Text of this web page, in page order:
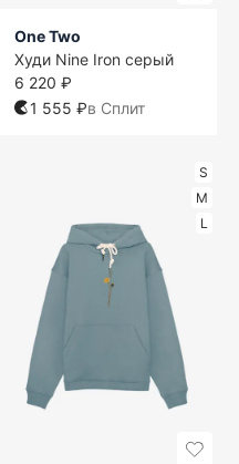
One Two
Худи Nine Iron серый
6 220 ₽
1 555 ₽в Сплит
S
M
L